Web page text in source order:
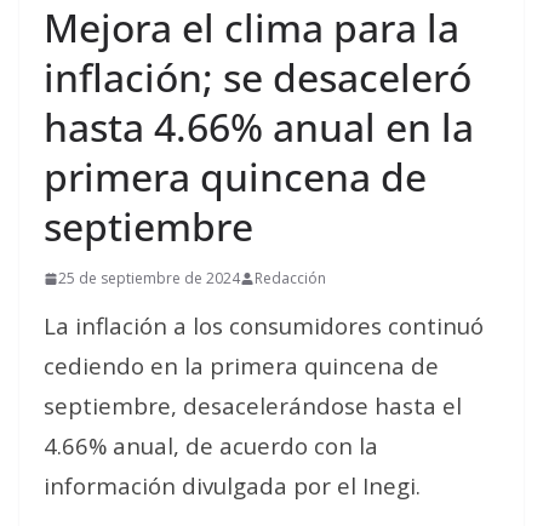
Mejora el clima para la
inflación; se desaceleró
hasta 4.66% anual en la
primera quincena de
septiembre
25 de septiembre de 2024 Redacción
La inflación a los consumidores continuó
cediendo en la primera quincena de
septiembre, desacelerándose hasta el
4.66% anual, de acuerdo con la
información divulgada por el Inegi.